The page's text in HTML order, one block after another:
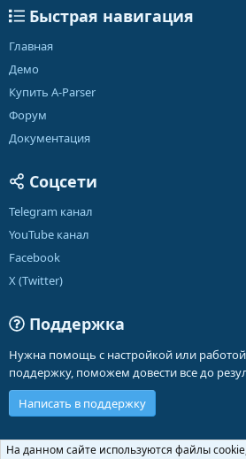
Быстрая навигация
Главная
Демо
Купить A-Parser
Форум
Документация
Соцсети
Telegram канал
YouTube канал
Facebook
X (Twitter)
Поддержка
Нужна помощь с настройкой или
поддержку, поможем довести все до
Написать в поддержку
Russian (RU)
На данном сайте используются файлы